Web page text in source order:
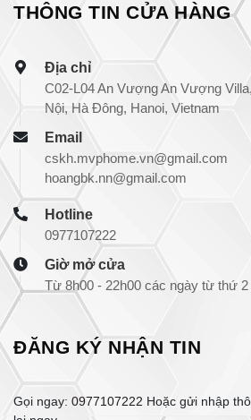
THÔNG TIN CỬA HÀNG
Địa chỉ
C02-L04 An Vượng An Vượng
Nội, Hà Đông, Hanoi, Vietnam
Email
cskh.mvphome.vn@gmail.com
hoangbk.nn@gmail.com
Hotline
0977107222
Giờ mở cửa
Từ 8h00 - 22h00 các ngày từ thứ 2
ĐĂNG KÝ NHẬN TIN
Gọi ngay: 0977107222 Hoặc gửi nhập